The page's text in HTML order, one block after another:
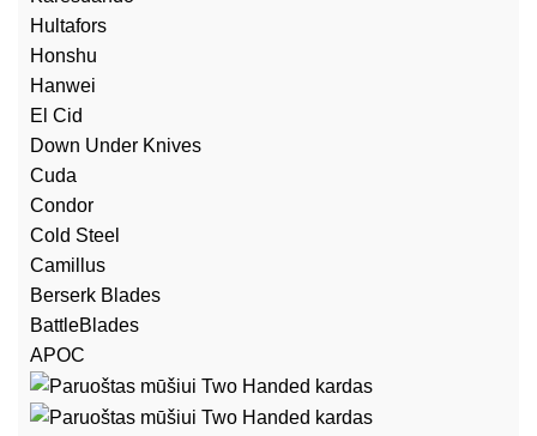
Hultafors
Honshu
Hanwei
El Cid
Down Under Knives
Cuda
Condor
Cold Steel
Camillus
Berserk Blades
BattleBlades
APOC